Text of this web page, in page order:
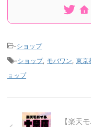
-ショップ
-ショップ, モバワン 東京
ョップ
【楽天